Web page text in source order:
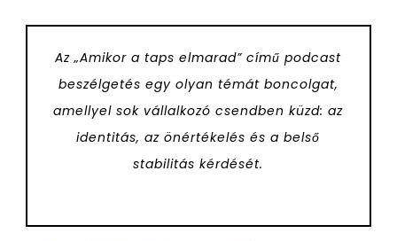
Az „Amikor a taps elmarad” című podcast
beszélgetés egy olyan témát boncolgat,
amellyel sok vállalkozó csendben küzd: az
identitás, az önértékelés és a belső
stabilitás kérdését.